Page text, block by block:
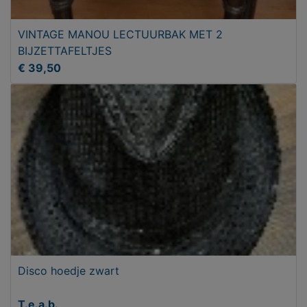
VINTAGE MANOU LECTUURBAK MET 2
BIJZETTAFELTJES
€ 39,50
Disco hoedje zwart